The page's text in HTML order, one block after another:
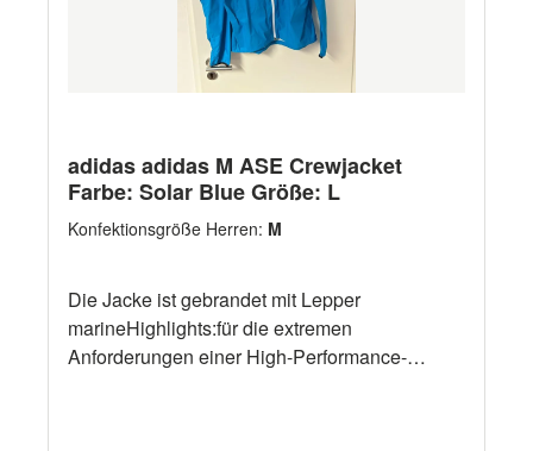
adidas adidas M ASE Crewjacket
Farbe: Solar Blue Größe: L
Konfektionsgröße Herren: M
Die Jacke ist gebrandet mit Lepper
marineHighlights:für die extremen
Anforderungen einer High-Performance-